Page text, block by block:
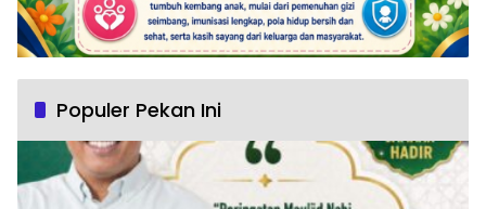
Populer Pekan Ini